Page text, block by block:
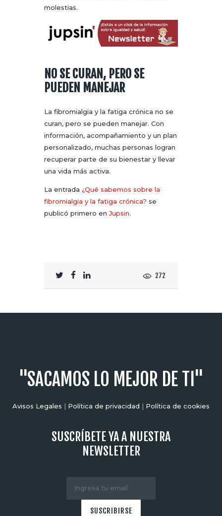
molestias.
NO SE CURAN, PERO SE
PUEDEN MANEJAR
La fibromialgia y la fatiga crónica no se
curan, pero se pueden manejar. Con
información, acompañamiento y un plan
personalizado, muchas personas logran
recuperar parte de su bienestar y llevar
una vida más activa.
La entrada ¿Qué sabemos sobre la
fibromialgia y la fatiga crónica? se
publicó primero enJupsin.
272
"SACAMOS LO MEJOR DE TI"
Avisos Legales | Política de privacidad | Política de cookies
SUSCRÍBETE YA A NUESTRA
NEWSLETTER